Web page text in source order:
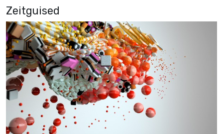
Zeitguised